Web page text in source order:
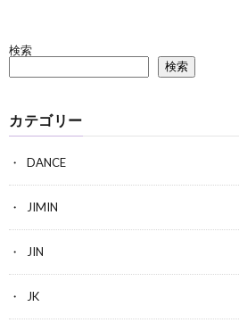
検索
検索
カテゴリー
DANCE
JIMIN
JIN
JK